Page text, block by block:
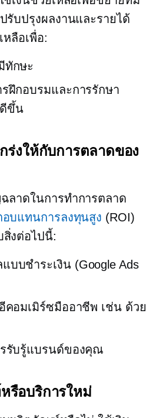
บปรุงผลงานและรายได้
หลือเพื่อ:
ทักษะ
ฝึกอบรมและการรักษา
ขึ้น
ร่งให้กับการตลาดของ
ลาดในการทำการตลาด
อบแทนการลงทุนสูง (ROI)
งต่อไปนี้:
บชำระเงิน (Google Ads
คอมเมิร์ซมืออาชีพ เช่น ด้วย
รรับรู้แบรนด์ของคุณ
รือบริการใหม่